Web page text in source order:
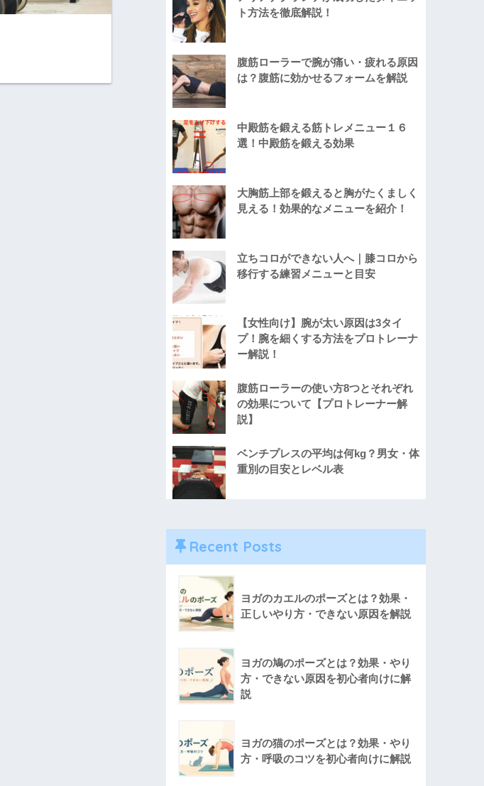
ト方法を徹底解説！
腹筋ローラーで腕が痛い・疲れる原因
は？腹筋に効かせるフォームを解説
中殿筋を鍛える筋トレメニュー１６
選！中殿筋を鍛える効果
大胸筋上部を鍛えると胸がたくましく
見える！効果的なメニューを紹介！
立ちコロができない人へ｜膝コロから
移行する練習メニューと目安
【女性向け】腕が太い原因は3タイ
プ！腕を細くする方法をプロトレーナ
ー解説！
腹筋ローラーの使い方8つとそれぞれ
の効果について【プロトレーナー解
説】
ベンチプレスの平均は何kg？男女・体
重別の目安とレベル表
Recent Posts
ヨガのカエルのポーズとは？効果・
正しいやり方・できない原因を解説
ヨガの鳩のポーズとは？効果・やり
方・できない原因を初心者向けに解
説
ヨガの猫のポーズとは？効果・やり
方・呼吸のコツを初心者向けに解説